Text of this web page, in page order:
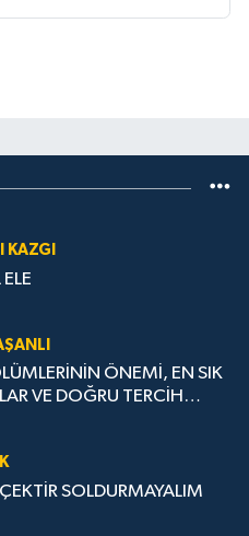
KAZGI
ÖNEMİ, EN SIK
VE DOĞRU TERCİH
SOLDURMAYALIM